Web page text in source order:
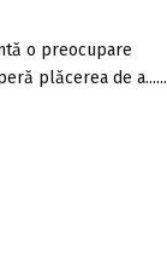
o preocupare
plăcerea de a......